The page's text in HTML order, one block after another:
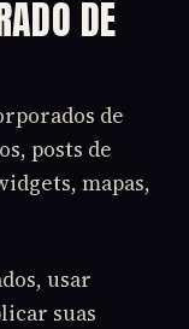
DE
de
posts de
mapas,
usar
suas